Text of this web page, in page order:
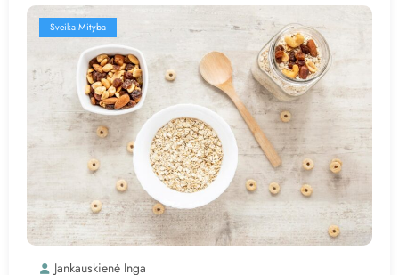
Sveika Mityba
Jankauskienė Inga